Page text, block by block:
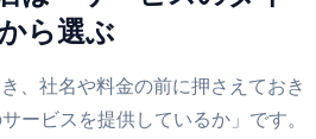
ら選ぶ
、社名や料金の前に押さえておき
ービスを提供しているか」です。